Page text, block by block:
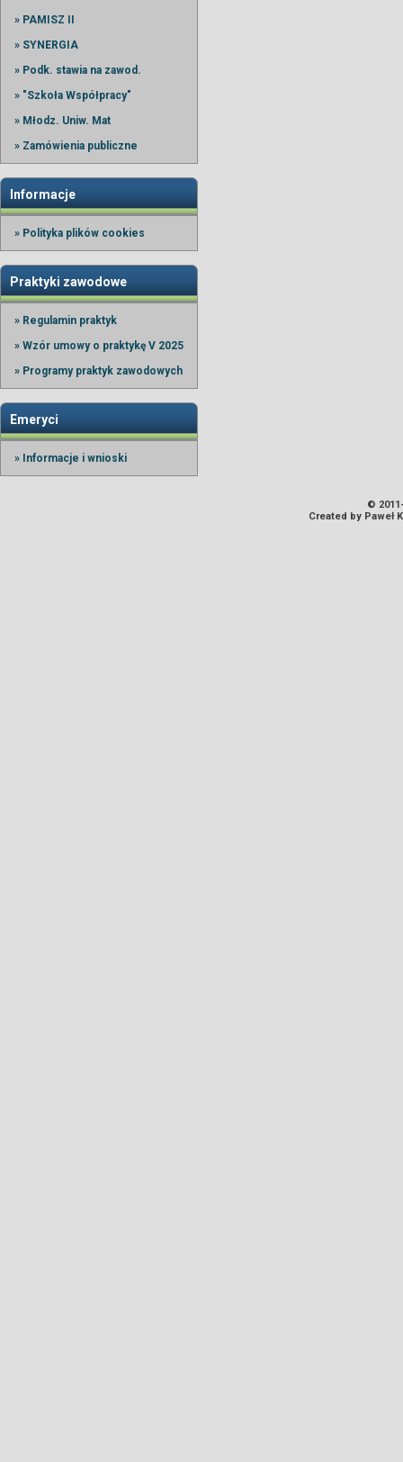
» PAMISZ II
» SYNERGIA
» Podk. stawia na zawod.
» "Szkoła Współpracy"
» Młodz. Uniw. Mat
» Zamówienia publiczne
Informacje
» Polityka plików cookies
Praktyki zawodowe
» Regulamin praktyk
» Wzór umowy o praktykę V 2025
» Programy praktyk zawodowych
Emeryci
» Informacje i wnioski
©
Created by Paweł